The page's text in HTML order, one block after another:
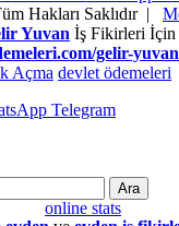
Hakları Saklıdır |
Yuvan İş Fikirleri İçin
gelir-
Açma devlet ödemeleri
Telegram
online stats